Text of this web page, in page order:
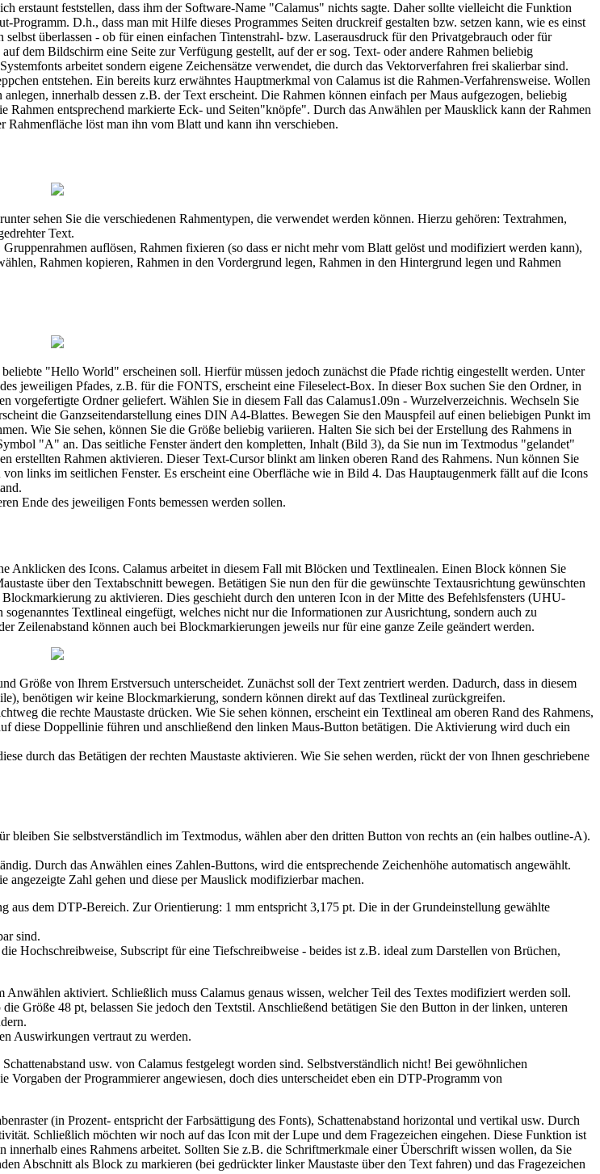
erstaunt feststellen, dass ihm der Software-Name "Calamus" nichts sagte. Daher sollte vielleicht die Funktion
D.h., dass man mit Hilfe dieses Programmes Seiten druckreif gestalten bzw. setzen kann, wie es einst
überlassen - ob für einen einfachen Tintenstrahl- bzw. Laserausdruck für den Privatgebrauch oder für
dem Bildschirm eine Seite zur Verfügung gestellt, auf der er sog. Text- oder andere Rahmen beliebig
arbeitet sondern eigene Zeichensätze verwendet, die durch das Vektorverfahren frei skalierbar sind.
entstehen. Ein bereits kurz erwähntes Hauptmerkmal von Calamus ist die Rahmen-Verfahrensweise. Wollen
innerhalb dessen z.B. der Text erscheint. Die Rahmen können einfach per Maus aufgezogen, beliebig
entsprechend markierte Eck- und Seiten"knöpfe". Durch das Anwählen per Mausklick kann der Rahmen
löst man ihn vom Blatt und kann ihn verschieben.
sehen Sie die verschiedenen Rahmentypen, die verwendet werden können. Hierzu gehören: Textrahmen,
Text.
auflösen, Rahmen fixieren (so dass er nicht mehr vom Blatt gelöst und modifiziert werden kann),
Rahmen kopieren, Rahmen in den Vordergrund legen, Rahmen in den Hintergrund legen und Rahmen
"Hello World" erscheinen soll. Hierfür müssen jedoch zunächst die Pfade richtig eingestellt werden. Unter
jeweiligen Pfades, z.B. für die FONTS, erscheint eine Fileselect-Box. In dieser Box suchen Sie den Ordner, in
Ordner geliefert. Wählen Sie in diesem Fall das Calamus1.09n - Wurzelverzeichnis. Wechseln Sie
die Ganzseitendarstellung eines DIN A4-Blattes. Bewegen Sie den Mauspfeil auf einen beliebigen Punkt im
Wie Sie sehen, können Sie die Größe beliebig variieren. Halten Sie sich bei der Erstellung des Rahmens in
"A" an. Das seitliche Fenster ändert den kompletten, Inhalt (Bild 3), da Sie nun im Textmodus "gelandet"
Rahmen aktivieren. Dieser Text-Cursor blinkt am linken oberen Rand des Rahmens. Nun können Sie
links im seitlichen Fenster. Es erscheint eine Oberfläche wie in Bild 4. Das Hauptaugenmerk fällt auf die Icons
Ende des jeweiligen Fonts bemessen werden sollen.
Anklicken des Icons. Calamus arbeitet in diesem Fall mit Blöcken und Textlinealen. Einen Block können Sie
über den Textabschnitt bewegen. Betätigen Sie nun den für die gewünschte Textausrichtung gewünschten
zu aktivieren. Dies geschieht durch den unteren Icon in der Mitte des Befehlsfensters (UHU-
Textlineal eingefügt, welches nicht nur die Informationen zur Ausrichtung, sondern auch zu
Zeilenabstand können auch bei Blockmarkierungen jeweils nur für eine ganze Zeile geändert werden.
Größe von Ihrem Erstversuch unterscheidet. Zunächst soll der Text zentriert werden. Dadurch, dass in diesem
benötigen wir keine Blockmarkierung, sondern können direkt auf das Textlineal zurückgreifen.
die rechte Maustaste drücken. Wie Sie sehen können, erscheint ein Textlineal am oberen Rand des Rahmens,
diese Doppellinie führen und anschließend den linken Maus-Button betätigen. Die Aktivierung wird duch ein
durch das Betätigen der rechten Maustaste aktivieren. Wie Sie sehen werden, rückt der von Ihnen geschriebene
bleiben Sie selbstverständlich im Textmodus, wählen aber den dritten Button von rechts an (ein halbes outline-A).
Durch das Anwählen eines Zahlen-Buttons, wird die entsprechende Zeichenhöhe automatisch angewählt.
Zahl gehen und diese per Mauslick modifizierbar machen.
aus dem DTP-Bereich. Zur Orientierung: 1 mm entspricht 3,175 pt. Die in der Grundeinstellung gewählte
sind.
Hochschreibweise, Subscript für eine Tiefschreibweise - beides ist z.B. ideal zum Darstellen von Brüchen,
aktiviert. Schließlich muss Calamus genaus wissen, welcher Teil des Textes modifiziert werden soll.
Größe 48 pt, belassen Sie jedoch den Textstil. Anschließend betätigen Sie den Button in der linken, unteren
Auswirkungen vertraut zu werden.
usw. von Calamus festgelegt worden sind. Selbstverständlich nicht! Bei gewöhnlichen
der Programmierer angewiesen, doch dies unterscheidet eben ein DTP-Programm von
(in Prozent- entspricht der Farbsättigung des Fonts), Schattenabstand horizontal und vertikal usw. Durch
Schließlich möchten wir noch auf das Icon mit der Lupe und dem Fragezeichen eingehen. Diese Funktion ist
eines Rahmens arbeitet. Sollten Sie z.B. die Schriftmerkmale einer Überschrift wissen wollen, da Sie
Abschnitt als Block zu markieren (bei gedrückter linker Maustaste über den Text fahren) und das Fragezeichen